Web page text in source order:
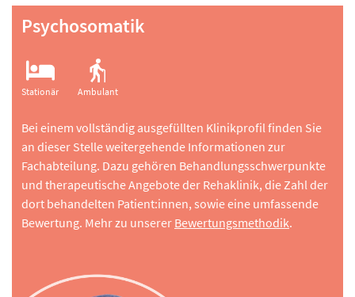
Psychosomatik
Stationär Ambulant
Bei einem vollständig ausgefüllten Klinikprofil finden Sie
an dieser Stelle weitergehende Informationen zur
Fachabteilung. Dazu gehören Behandlungsschwerpunkte
und therapeutische Angebote der Rehaklinik, die Zahl der
dort behandelten Patient:innen, sowie eine umfassende
Bewertung. Mehr zu unserer Bewertungsmethodik.